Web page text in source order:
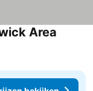
Area